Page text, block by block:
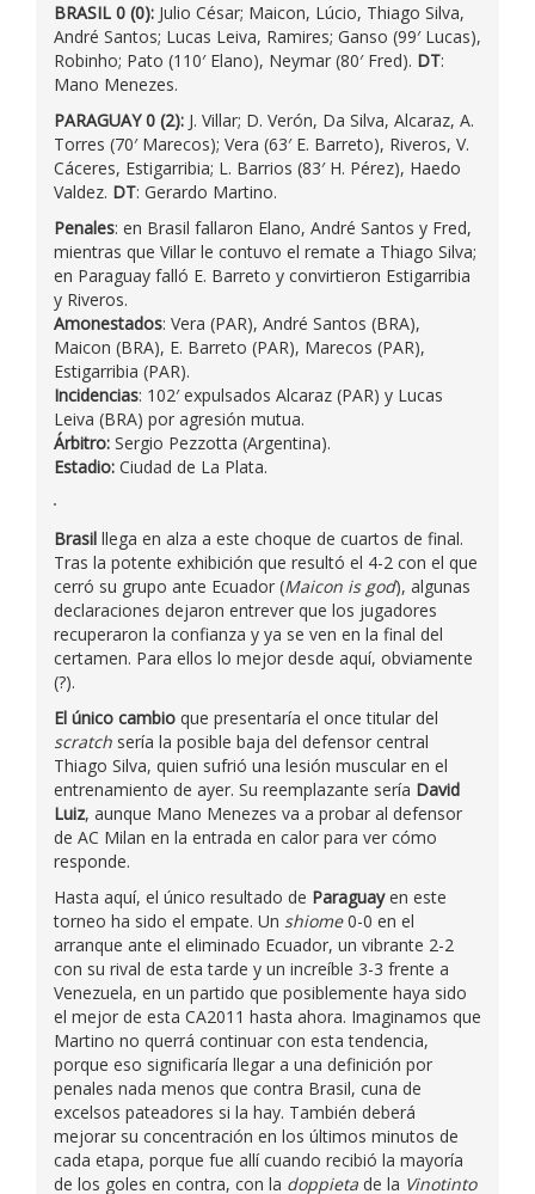
BRASIL 0 (0): Julio César; Maicon, Lúcio, Thiago Silva,
André Santos; Lucas Leiva, Ramires; Ganso (99′ Lucas),
Robinho; Pato (110′ Elano), Neymar (80′ Fred). DT:
Mano Menezes.
PARAGUAY 0 (2): J. Villar; D. Verón, Da Silva, Alcaraz, A.
Torres (70′ Marecos); Vera (63′ E. Barreto), Riveros, V.
Cáceres, Estigarribia; L. Barrios (83′ H. Pérez), Haedo
Valdez. DT: Gerardo Martino.
Penales: en Brasil fallaron Elano, André Santos y Fred,
mientras que Villar le contuvo el remate a Thiago Silva;
en Paraguay falló E. Barreto y convirtieron Estigarribia
y Riveros.
Amonestados: Vera (PAR), André Santos (BRA),
Maicon (BRA), E. Barreto (PAR), Marecos (PAR),
Estigarribia (PAR).
Incidencias: 102′ expulsados Alcaraz (PAR) y Lucas
Leiva (BRA) por agresión mutua.
Árbitro: Sergio Pezzotta (Argentina).
Estadio: Ciudad de La Plata.
Brasil llega en alza a este choque de cuartos de final.
Tras la potente exhibición que resultó el 4-2 con el que
cerró su grupo ante Ecuador (Maicon is god), algunas
declaraciones dejaron entrever que los jugadores
recuperaron la confianza y ya se ven en la final del
certamen. Para ellos lo mejor desde aquí, obviamente
(?).
El único cambio que presentaría el once titular del
scratch sería la posible baja del defensor central
Thiago Silva, quien sufrió una lesión muscular en el
entrenamiento de ayer. Su reemplazante sería David
Luiz, aunque Mano Menezes va a probar al defensor
de AC Milan en la entrada en calor para ver cómo
responde.
Hasta aquí, el único resultado de Paraguayen este
torneo ha sido el empate. Un shiome0-0 en el
arranque ante el eliminado Ecuador, un vibrante 2-2
con su rival de esta tarde y un increíble 3-3 frente a
Venezuela, en un partido que posiblemente haya sido
el mejor de esta CA2011 hasta ahora. Imaginamos que
Martino no querrá continuar con esta tendencia,
porque eso significaría llegar a una definición por
penales nada menos que contra Brasil, cuna de
excelsos pateadores si la hay. También deberá
mejorar su concentración en los últimos minutos de
cada etapa, porque fue allí cuando recibió la mayoría
de los goles en contra, con la doppieta de la Vinotinto